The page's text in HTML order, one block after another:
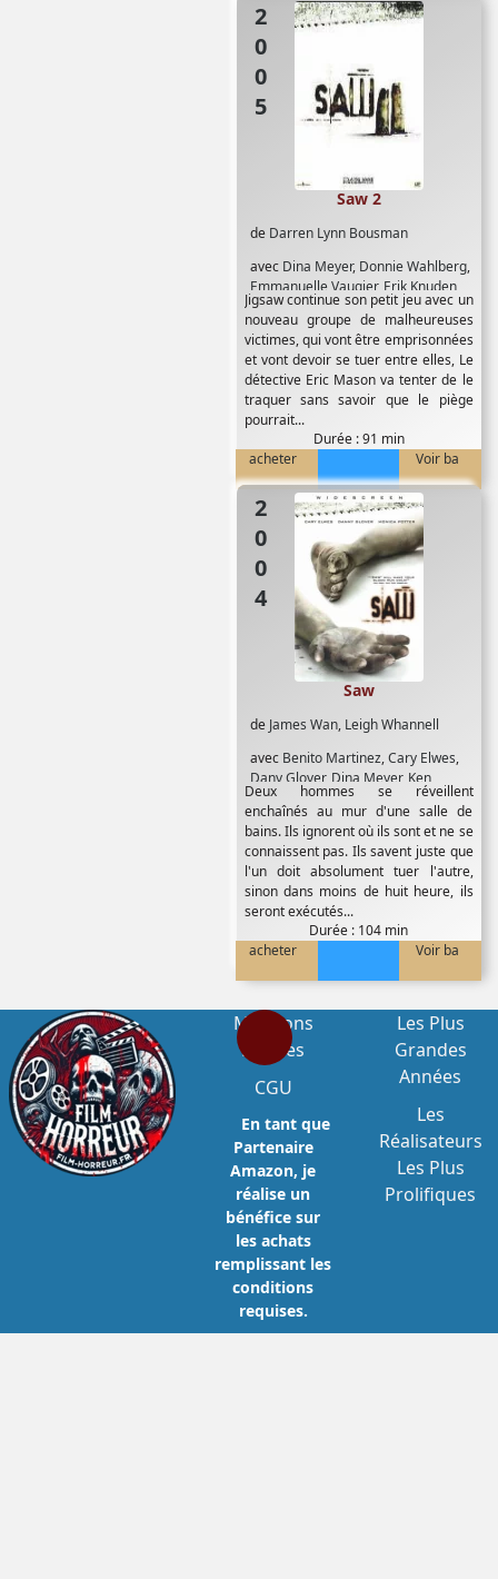
2005
de Darren Lynn Bousman
avec Dina Meyer, Donnie Wahlberg,
Emmanuelle Vaugier, Erik Knuden,
Franky G,Glenn Plummer,Shawnee
Smith,Tim Burd, Tobin Bell
Saw 2
Jigsaw continue son petit jeu avec un
nouveau groupe de malheureuses
victimes, qui vont être emprisonnées
et vont devoir se tuer entre elles, Le
détective Eric Mason va tenter de le
traquer sans savoir que le piège
pourrait...
Durée : 91 min
acheter
Voir ba
2004
de James Wan, Leigh Whannell
avec Benito Martinez,Cary Elwes,
Dany Glover, Dina Meyer, Ken
Leung
Leigh Whannell,
Michael
Emerson, Mike Butters,Monica
Potter,Paul Gutrecht ,Shawnee
Smith
Saw
Deux hommes se réveillent
enchaînés au mur d'une salle de
bains. Ils ignorent où ils sont et ne se
connaissent pas. Ils savent juste que
l'un doit absolument tuer l'autre,
sinon dans moins de huit heure, ils
seront exécutés...
Durée : 104 min
acheter
Voir ba
Mentions
Légales
CGU
En tant que
Partenaire
Amazon, je
réalise un
bénéfice sur
les achats
remplissant les
conditions
requises.
Les Plus
Grandes
Années
Les
Réalisateurs
Les Plus
Prolifiques